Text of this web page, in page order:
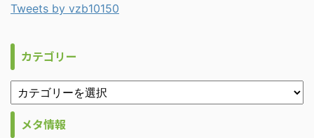
Tweets by vzb10150
カテゴリー
メタ情報